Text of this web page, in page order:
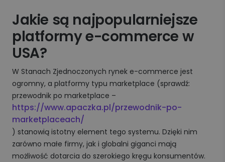
Jakie są najpopularniejsze
platformy e-commerce w
USA?
W Stanach Zjednoczonych rynek e-commerce jest
ogromny, a platformy typu marketplace (sprawdź:
przewodnik po marketplace –
https://www.apaczka.pl/przewodnik-po-
marketplaceach/
) stanowią istotny element tego systemu. Dzięki nim
zarówno małe firmy, jak i globalni giganci mają
możliwość dotarcia do szerokiego kręgu konsumentów.